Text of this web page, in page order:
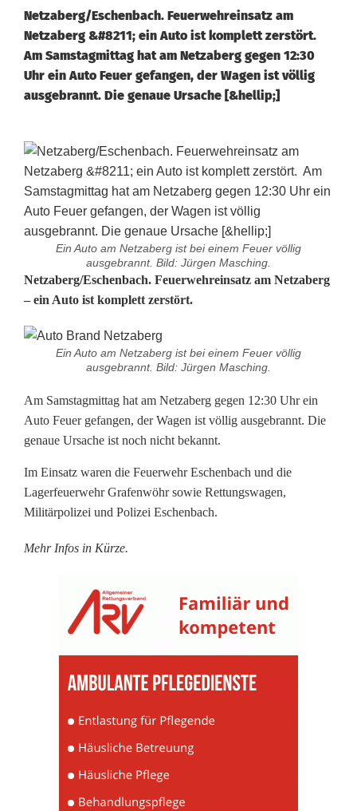
Netzaberg/Eschenbach. Feuerwehreinsatz am
Netzaberg &#8211; ein Auto ist komplett zerstört.
Am Samstagmittag hat am Netzaberg gegen 12:30
Uhr ein Auto Feuer gefangen, der Wagen ist völlig
ausgebrannt. Die genaue Ursache [&hellip;]
Ein Auto am Netzaberg ist bei einem Feuer völlig
ausgebrannt. Bild: Jürgen Masching.
F
u
r
z
e
r
t
Netzaberg/Eschenbach. Feuerwehreinsatz am Netzaberg
– ein Auto ist komplett zerstört.
Ein Auto am Netzaberg ist bei einem Feuer völlig
ausgebrannt. Bild: Jürgen Masching.
Am Samstagmittag hat am Netzaberg gegen 12:30 Uhr ein
Auto Feuer gefangen, der Wagen ist völlig ausgebrannt. Die
genaue Ursache ist noch nicht bekannt.
Im Einsatz waren die Feuerwehr Eschenbach und die
Lagerfeuerwehr Grafenwöhr sowie Rettungswagen,
Militärpolizei und Polizei Eschenbach.
Mehr Infos in Kürze.